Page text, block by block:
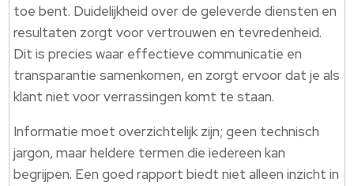
toe bent. Duidelijkheid over de geleverde diensten en
resultaten zorgt voor vertrouwen en tevredenheid.
Dit is precies waar effectieve communicatie en
transparantie samenkomen, en zorgt ervoor dat je als
klant niet voor verrassingen komt te staan.
Informatie moet overzichtelijk zijn; geen technisch
jargon, maar heldere termen die iedereen kan
begrijpen. Een goed rapport biedt niet alleen inzicht in